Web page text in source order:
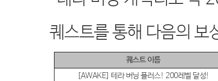
퀘스트를 통해 다음의 보
퀘스트 이름
[AWAKE] 테라 버닝 플러스! 200레벨 달성!